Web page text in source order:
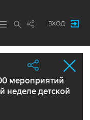
ВХОД
мероприятий
неделе детской